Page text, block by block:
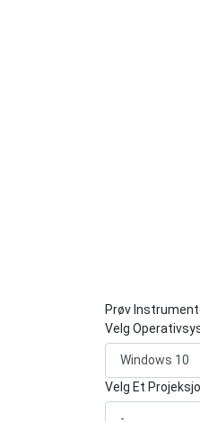
Prøv
Velg
Velg Et